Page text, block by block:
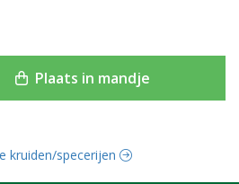
Plaats in mandje
kruiden/specerijen